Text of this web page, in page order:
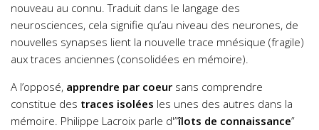
nouveau au connu. Traduit dans le langage des
neurosciences, cela signifie qu’au niveau des neurones, de
nouvelles synapses lient la nouvelle trace mnésique (fragile)
aux traces anciennes (consolidées en mémoire).
A l’opposé, apprendre par coeur sans comprendre
constitue des traces isolées les unes des autres dans la
mémoire. Philippe Lacroix parle d'”îlots de connaissance”